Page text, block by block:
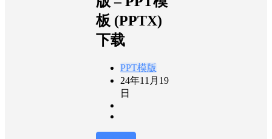
板 (PPTX)
下载
PPT模版
24年11月19
日